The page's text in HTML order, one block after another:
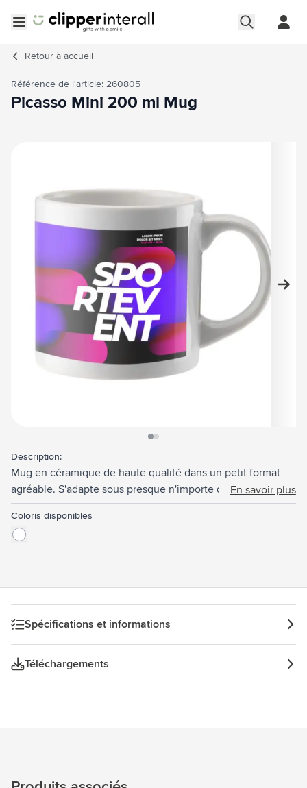
Retour à accueil
Référence de l'article: 260805
Picasso Mini 200 ml Mug
Description:
Mug en céramique de haute qualité dans un petit format
agréable. S'adapte sous presque n'importe quelle machine
à café. Le mug parfait pour toutes les impressions en
couleur, y compris les photos. Passe au lave-vaisselle.
Capacité 200 ml.
En savoir plus
Coloris disponibles
Spécifications et informations
Téléchargements